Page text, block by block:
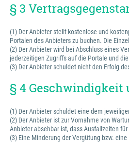
§ 3
(1) Der Anbieter stellt kostenlose und
Portalen des Anbieters zu buchen. Die
(2) Der Anbieter wird bei Abschluss eines
jederzeitigen Zugriffs auf die Portale und
(3) Der Anbieter schuldet nicht den Erfolg
§ 4 Geschwindigkeit
(1) Der Anbieter schuldet eine dem
(2) Der Anbieter ist zur Vornahme von
Anbieter absehbar ist, dass Ausfallzeiten
(3) Eine Minderung der Vergütung bzw.